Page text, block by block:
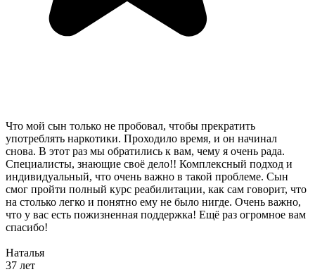
Что мой сын только не пробовал, чтобы прекратить
употреблять наркотики. Проходило время, и он начинал
снова. В этот раз мы обратились к вам, чему я очень рада.
Специалисты, знающие своё дело!! Комплексный подход и
индивидуальный, что очень важно в такой проблеме. Сын
смог пройти полный курс реабилитации, как сам говорит, что
на столько легко и понятно ему не было нигде. Очень важно,
что у вас есть пожизненная поддержка! Ещё раз огромное вам
спасибо!
Наталья
37 лет